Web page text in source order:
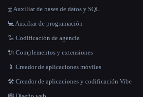
🗄️ Auxiliar de bases de datos y SQL
💻 Auxiliar de programación
🦾 Codificación de agencia
🔌 Complementos y extensiones
📱 Creador de aplicaciones móviles
🛠️ Creador de aplicaciones y codificación Vibe